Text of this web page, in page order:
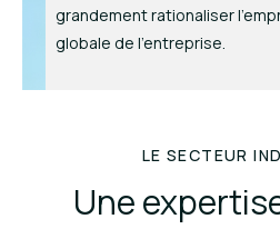
grandement rationaliser
globale de l'entreprise.
LE SECTEUR
Une